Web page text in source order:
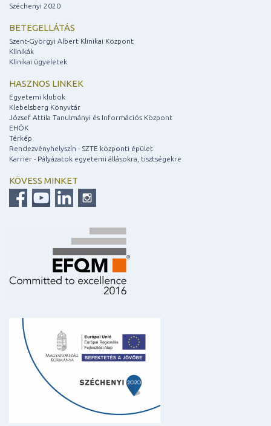
Széchenyi 2020
BETEGELLÁTÁS
Szent-Györgyi Albert Klinikai Központ
Klinikák
Klinikai ügyeletek
HASZNOS LINKEK
Egyetemi klubok
Klebelsberg Könyvtár
József Attila Tanulmányi és Információs Központ
EHÖK
Térkép
Rendezvényhelyszín - SZTE központi épület
Karrier - Pályázatok egyetemi állásokra, tisztségekre
KÖVESS MINKET